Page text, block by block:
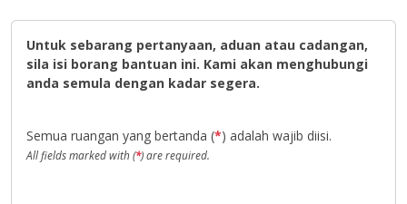
Untuk sebarang pertanyaan, aduan atau cadangan,
sila isi borang bantuan ini. Kami akan menghubungi
anda semula dengan kadar segera.
Semua ruangan yang bertanda (*) adalah wajib diisi.
All fields marked with (*) are required.